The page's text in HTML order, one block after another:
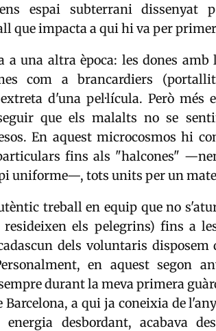
espai subterrani dissenyat
que impacta a qui hi va per
a una altra època: les dones
com a brancardiers
d'una pel·lícula. Però més
que els malalts no se
En aquest microcosmos hi
fins als "halcones"
uniforme—, tots units per un
treball en equip que no
els pelegrins) fins a
dels voluntaris disposem
en aquest segon
durant la meva primera
Barcelona, a qui ja coneixia de
desbordant, acabava